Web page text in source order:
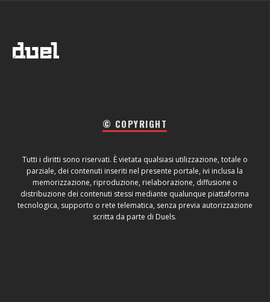
© COPYRIGHT
Tutti i diritti sono riservati. È vietata qualsiasi utilizzazione, totale o
parziale, dei contenuti inseriti nel presente portale, ivi inclusa la
memorizzazione, riproduzione, rielaborazione, diffusione o
distribuzione dei contenuti stessi mediante qualunque piattaforma
tecnologica, supporto o rete telematica, senza previa autorizzazione
scritta da parte di Duels.